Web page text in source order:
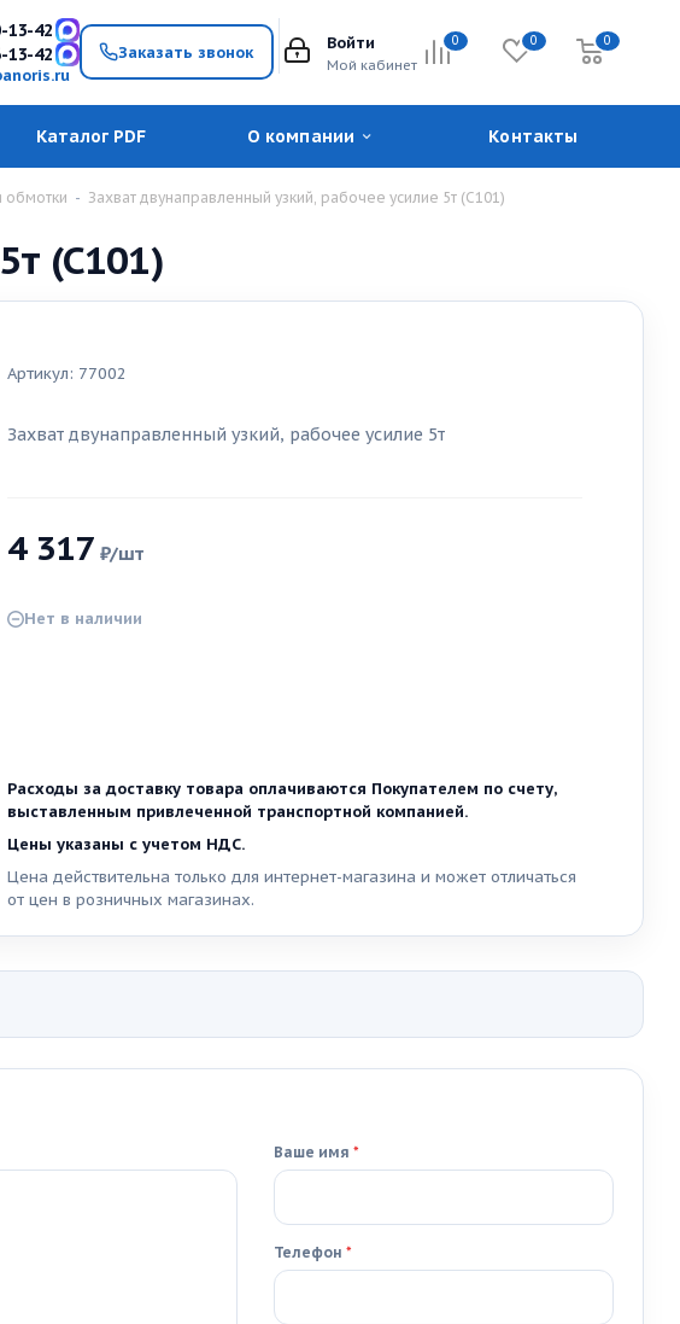
13-42
13-42
Заказать звонок Войти
Мой кабинет
0 0 0
Каталог PDF О компании Контакты
обмотки - Захват двунаправленный узкий, рабочее усилие 5т (С101)
(С101)
Артикул: 77002
Захват двунаправленный узкий, рабочее усилие 5т
4 317 ₽/шт
Нет в наличии
Расходы за доставку товара оплачиваются Покупателем по счету,
выставленным привлеченной транспортной компанией.
Цены указаны с учетом НДС.
Цена действительна только для интернет-магазина и может отличаться
от цен в розничных магазинах.
Ваше имя *
Телефон *